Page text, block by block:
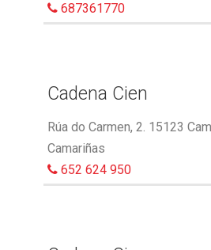
687361770
Cadena Cien
Rúa do Carmen, 2. 15123
Camariñas
652 624 950